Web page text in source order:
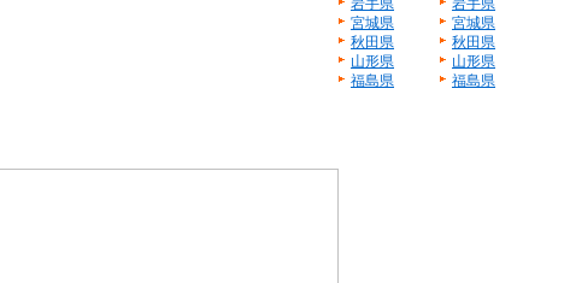
岩手県
宮城県
秋田県
山形県
福島県
岩手県
宮城県
秋田県
山形県
福島県